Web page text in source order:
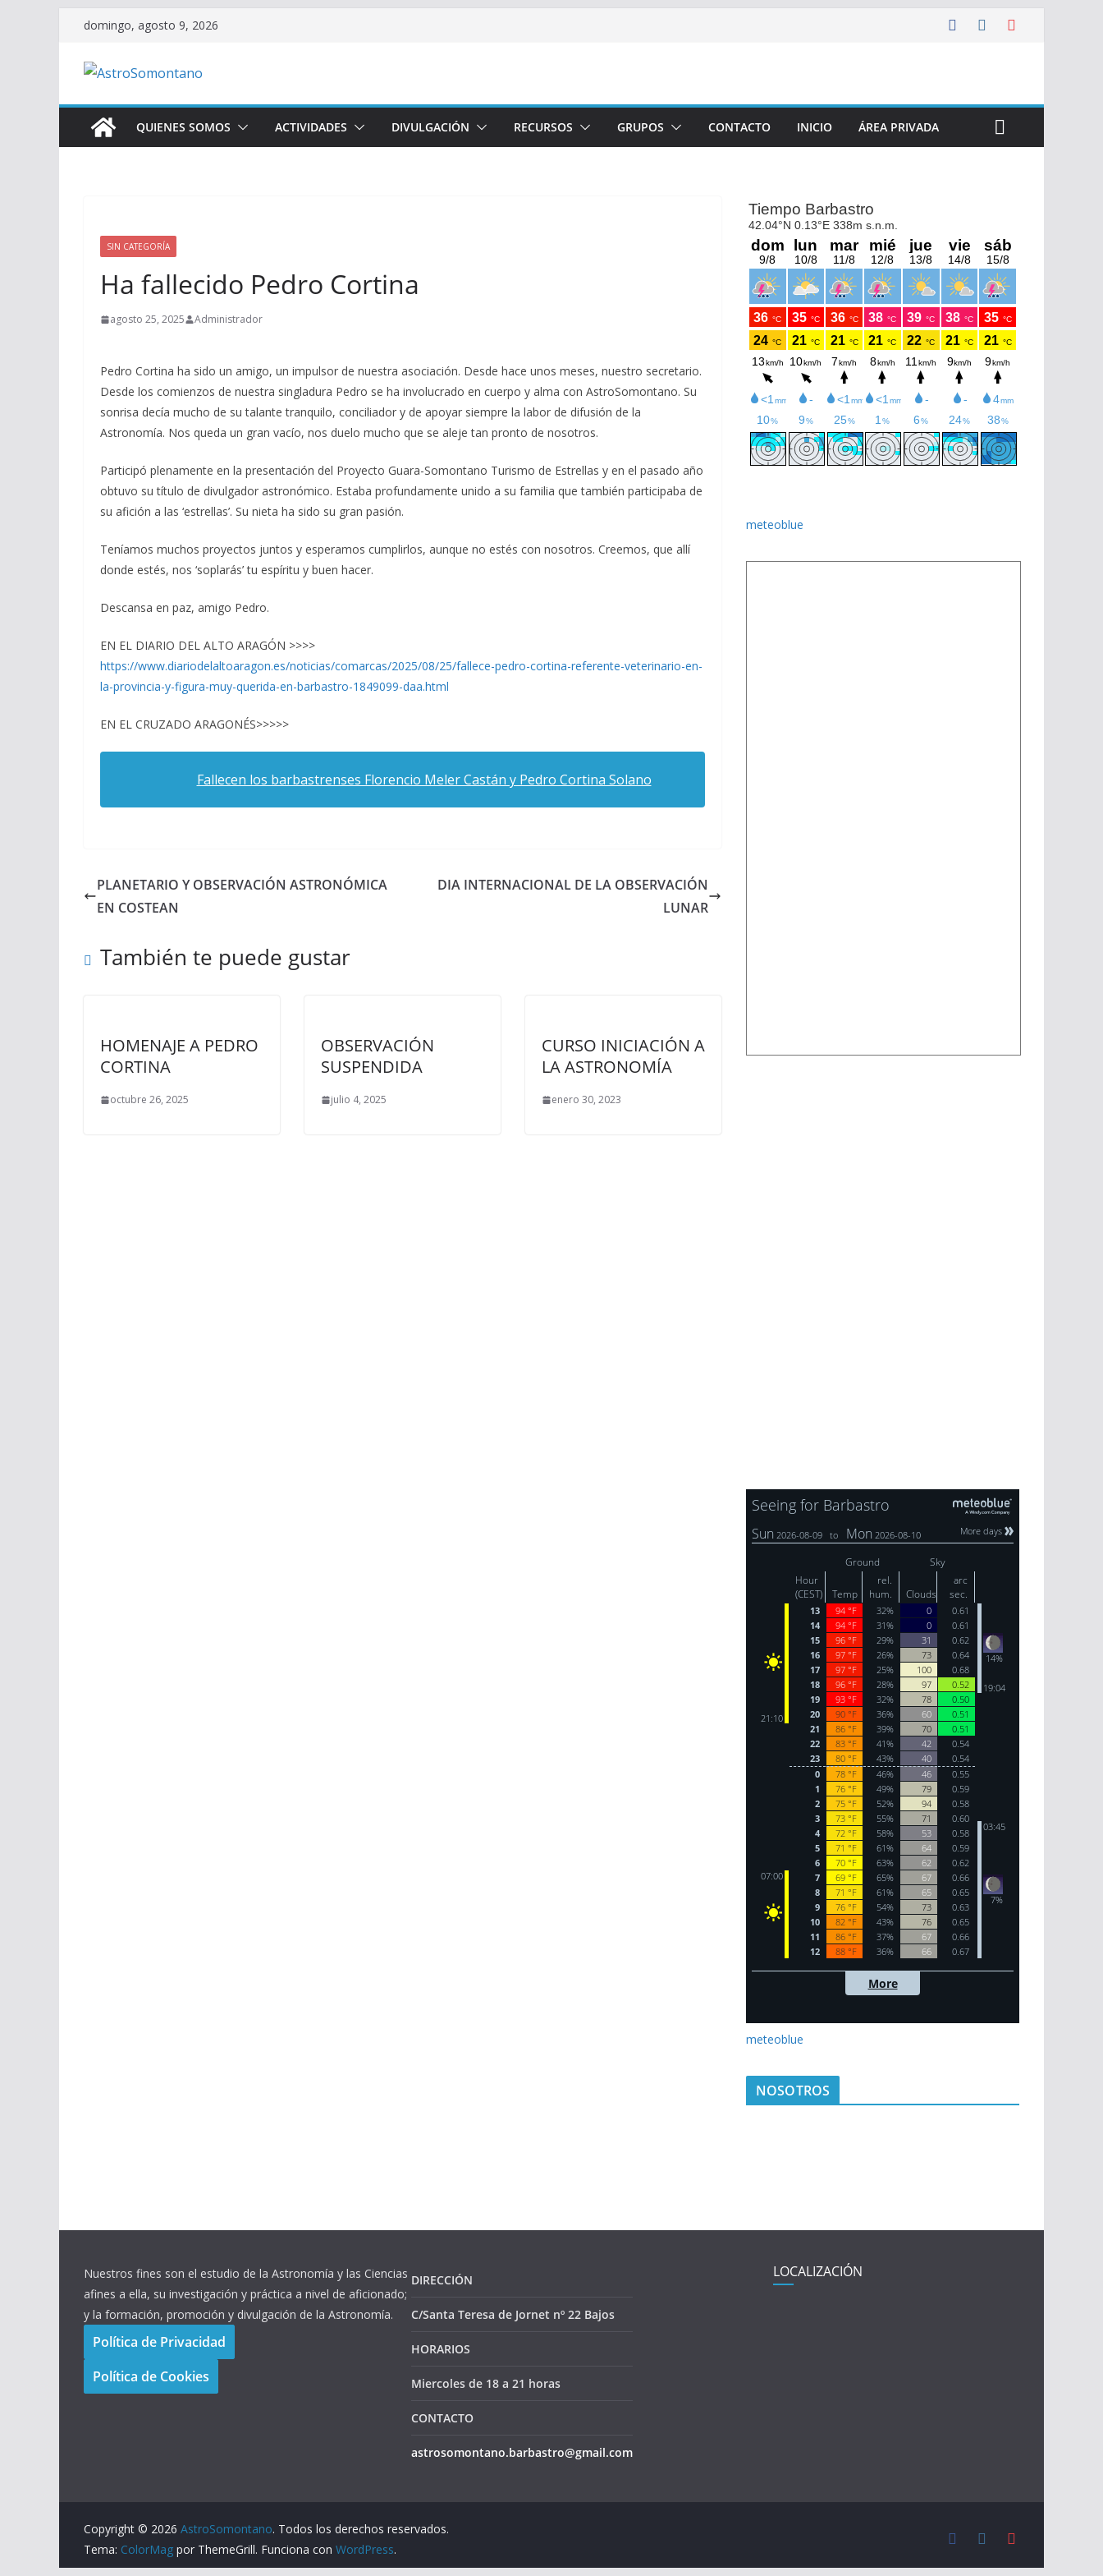
Saltar
contenido
domingo, agosto 9, 2026
QUIENES SOMOS ACTIVIDADES DIVULGACIÓN RECURSOS GRUPOS CONTACTO INICIO ÁREA PRIVADA
SIN CATEGORÍA
Ha fallecido Pedro Cortina
agosto 25, 2025 Administrador
Pedro Cortina ha sido un amigo, un impulsor de nuestra asociación. Desde hace unos meses, nuestro secretario.
Desde los comienzos de nuestra singladura Pedro se ha involucrado en cuerpo y alma con AstroSomontano. Su
sonrisa decía mucho de su talante tranquilo, conciliador y de apoyar siempre la labor de difusión de la
Astronomía. Nos queda un gran vacío, nos duelo mucho que se aleje tan pronto de nosotros.
Participó plenamente en la presentación del Proyecto Guara-Somontano Turismo de Estrellas y en el pasado año
obtuvo su título de divulgador astronómico. Estaba profundamente unido a su familia que también participaba de
su afición a las ‘estrellas’. Su nieta ha sido su gran pasión.
Teníamos muchos proyectos juntos y esperamos cumplirlos, aunque no estés con nosotros. Creemos, que allí
donde estés, nos ‘soplarás’ tu espíritu y buen hacer.
Descansa en paz, amigo Pedro.
EN EL DIARIO DEL ALTO ARAGÓN >>>>
https://www.diariodelaltoaragon.es/noticias/comarcas/2025/08/25/fallece-pedro-cortina-referente-veterinario-en-
la-provincia-y-figura-muy-querida-en-barbastro-1849099-daa.html
EN EL CRUZADO ARAGONÉS>>>>>
Fallecen los barbastrenses Florencio Meler Castán y Pedro Cortina Solano
PLANETARIO Y OBSERVACIÓN ASTRONÓMICA
EN COSTEAN
DIA INTERNACIONAL DE LA OBSERVACIÓN
LUNAR
También te puede gustar
HOMENAJE A PEDRO
CORTINA
octubre 26, 2025
OBSERVACIÓN
SUSPENDIDA
julio 4, 2025
CURSO INICIACIÓN A
LA ASTRONOMÍA
enero 30, 2023
meteoblue
meteoblue
NOSOTROS
Nuestros fines son el estudio de la Astronomía y las Ciencias
afines a ella, su investigación y práctica a nivel de aficionado;
y la formación, promoción y divulgación de la Astronomía.
Política de Privacidad
Política de Cookies
DIRECCIÓN
C/Santa Teresa de Jornet nº 22 Bajos
HORARIOS
Miercoles de 18 a 21 horas
CONTACTO
astrosomontano.barbastro@gmail.com
LOCALIZACIÓN
Copyright © 2026 AstroSomontano. Todos los derechos reservados.
Tema: ColorMag por ThemeGrill. Funciona con WordPress.